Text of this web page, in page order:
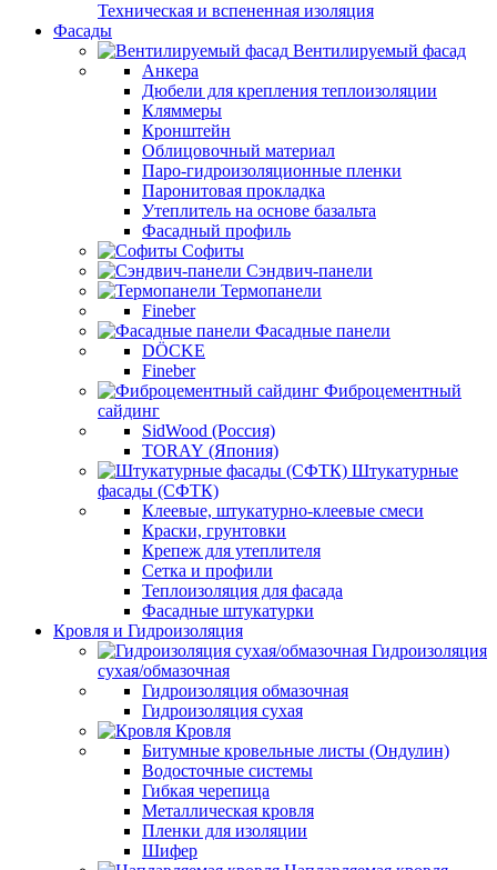
Техническая и вспененная изоляция
Фасады
Вентилируемый фасад
Анкера
Дюбели для крепления теплоизоляции
Кляммеры
Кронштейн
Облицовочный материал
Паро-гидроизоляционные пленки
Паронитовая прокладка
Утеплитель на основе базальта
Фасадный профиль
Софиты
Сэндвич-панели
Термопанели
Fineber
Фасадные панели
DÖCKE
Fineber
Фиброцементный
сайдинг
SidWood (Россия)
TORAY (Япония)
Штукатурные
фасады (СФТК)
Клеевые, штукатурно-клеевые смеси
Краски, грунтовки
Крепеж для утеплителя
Сетка и профили
Теплоизоляция для фасада
Фасадные штукатурки
Кровля и Гидроизоляция
Гидроизоляция
сухая/обмазочная
Гидроизоляция обмазочная
Гидроизоляция сухая
Кровля
Битумные кровельные листы (Ондулин)
Водосточные системы
Гибкая черепица
Металлическая кровля
Пленки для изоляции
Шифер